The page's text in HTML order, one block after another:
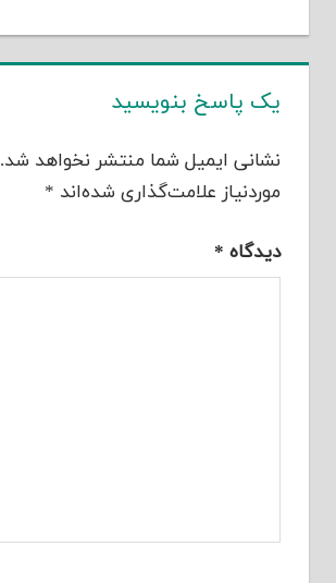
یک پاسخ بنویسید
نشانی ایمیل شما منتشر نخواهد شد.
موردنیاز علامت‌گذاری شده‌اند *
دیدگاه *